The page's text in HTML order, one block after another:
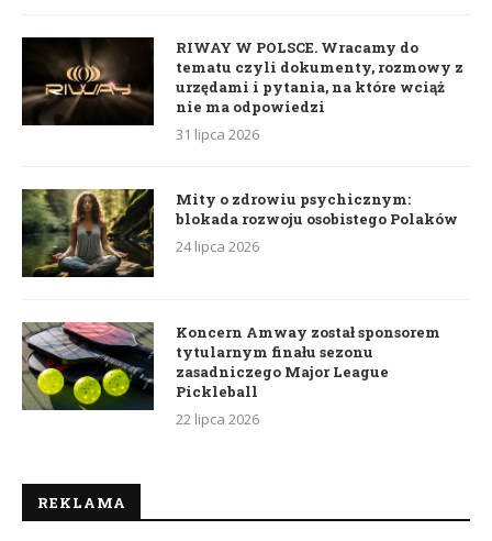
RIWAY W POLSCE. Wracamy do
tematu czyli dokumenty, rozmowy z
urzędami i pytania, na które wciąż
nie ma odpowiedzi
31 lipca 2026
Mity o zdrowiu psychicznym:
blokada rozwoju osobistego Polaków
24 lipca 2026
Koncern Amway został sponsorem
tytularnym finału sezonu
zasadniczego Major League
Pickleball
22 lipca 2026
REKLAMA